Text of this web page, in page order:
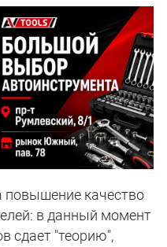
качество
в данный момент
сдает "теорию",